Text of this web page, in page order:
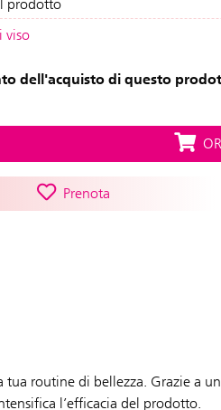
prodotto
viso
dell'acquisto di questo
Prenota
routine di bellezza. Grazie a
l’efficacia del prodotto.